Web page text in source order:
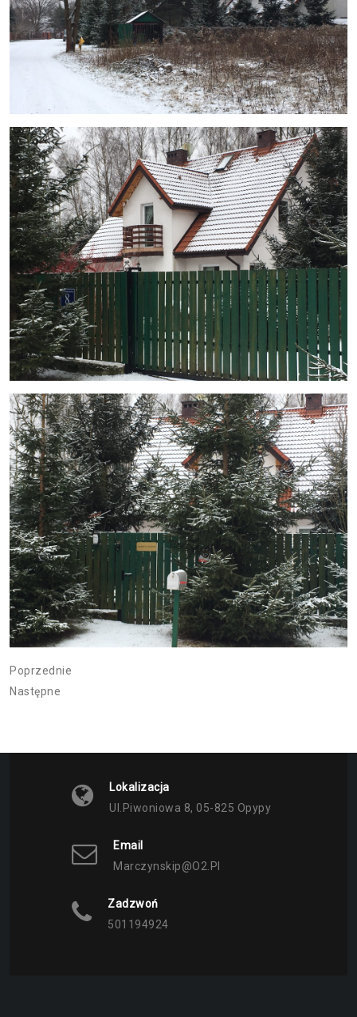
Poprzednie
Następne
Lokalizacja
Ul.Piwoniowa 8, 05-825 Opypy
Email
Marczynskip@o2.pl
Zadzwoń
501194924